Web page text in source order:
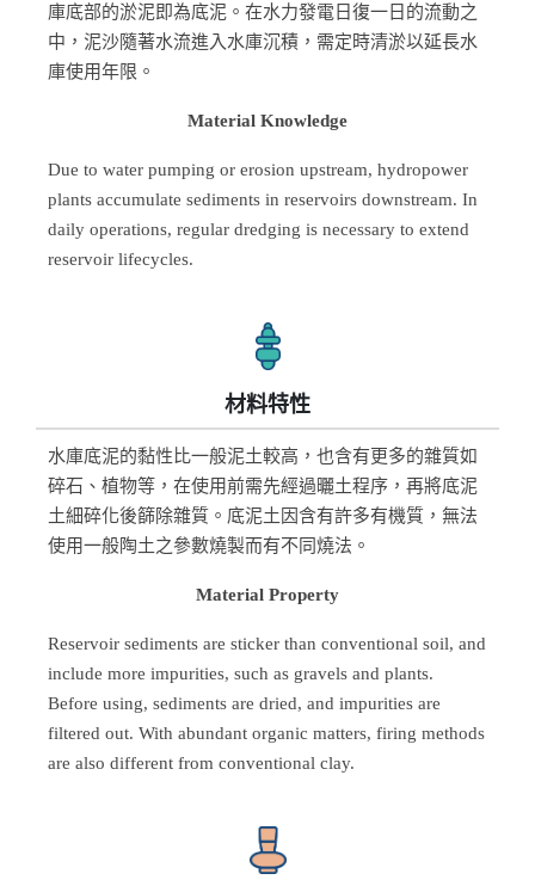
庫底部的淤泥即為底泥。在水力發電日復一日的流動之
中，泥沙隨著水流進入水庫沉積，需定時清淤以延長水
庫使用年限。
Material Knowledge
Due to water pumping or erosion upstream, hydropower
plants accumulate sediments in reservoirs downstream. In
daily operations, regular dredging is necessary to extend
reservoir lifecycles.
材料特性
水庫底泥的黏性比一般泥土較高，也含有更多的雜質如
碎石、植物等，在使用前需先經過曬土程序，再將底泥
土細碎化後篩除雜質。底泥土因含有許多有機質，無法
使用一般陶土之參數燒製而有不同燒法。
Material Property
Reservoir sediments are sticker than conventional soil, and
include more impurities, such as gravels and plants.
Before using, sediments are dried, and impurities are
filtered out. With abundant organic matters, firing methods
are also different from conventional clay.